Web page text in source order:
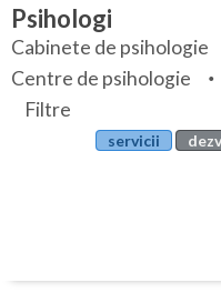
Bihor
Bistrita-Nasaud
Botosani
Specialitati
Servicii
Articole
Evenimente
Psihologi
Cabinete de psihologie
Centre de psihologie
Filtre
servicii